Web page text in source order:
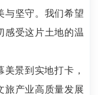
与坚守。我们希望
感受这片土地的温
景到实地打卡，
旅产业高质量发展